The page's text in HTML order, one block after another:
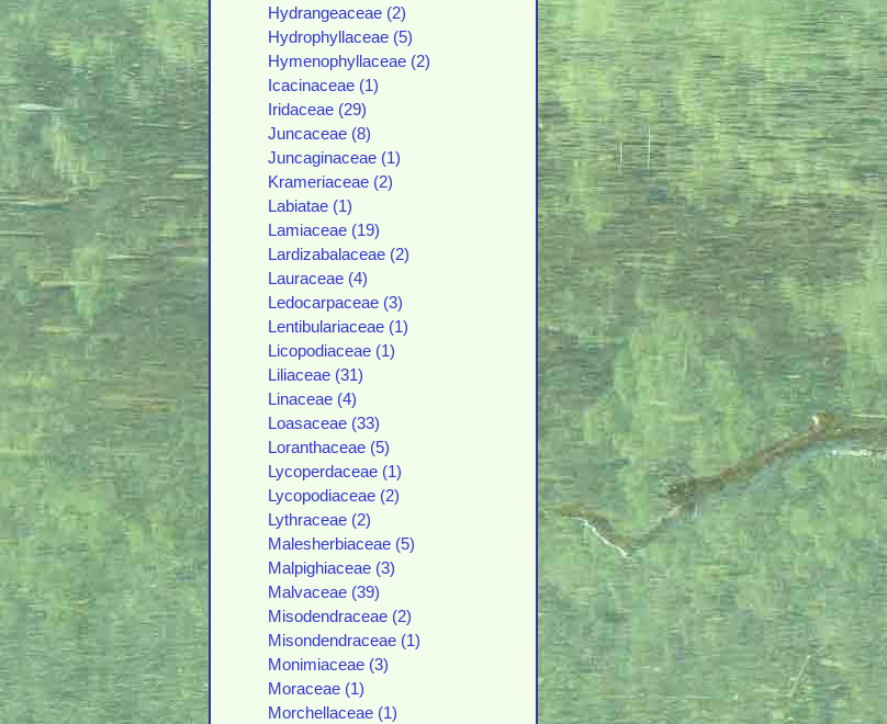
Hydrangeaceae (2)
Hydrophyllaceae (5)
Hymenophyllaceae (2)
Icacinaceae (1)
Iridaceae (29)
Juncaceae (8)
Juncaginaceae (1)
Krameriaceae (2)
Labiatae (1)
Lamiaceae (19)
Lardizabalaceae (2)
Lauraceae (4)
Ledocarpaceae (3)
Lentibulariaceae (1)
Licopodiaceae (1)
Liliaceae (31)
Linaceae (4)
Loasaceae (33)
Loranthaceae (5)
Lycoperdaceae (1)
Lycopodiaceae (2)
Lythraceae (2)
Malesherbiaceae (5)
Malpighiaceae (3)
Malvaceae (39)
Misodendraceae (2)
Misondendraceae (1)
Monimiaceae (3)
Moraceae (1)
Morchellaceae (1)